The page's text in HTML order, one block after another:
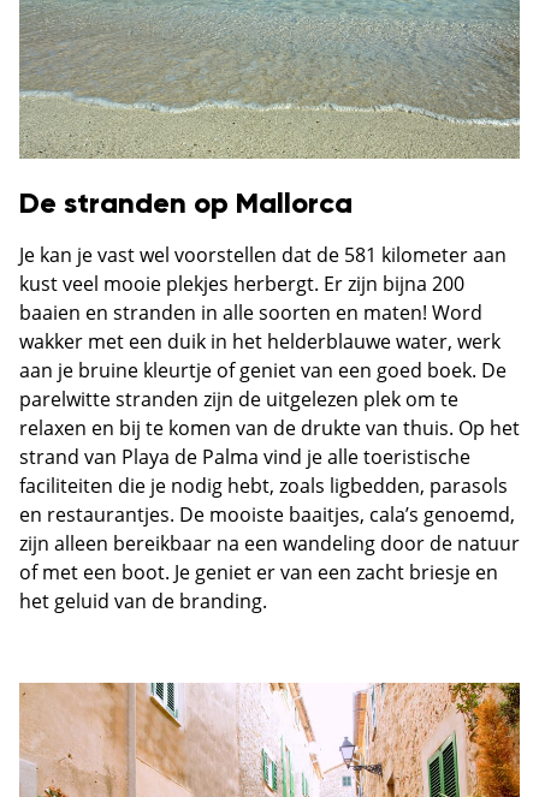
De stranden op Mallorca
Je kan je vast wel voorstellen dat de 581 kilometer aan
kust veel mooie plekjes herbergt. Er zijn bijna 200
baaien en stranden in alle soorten en maten! Word
wakker met een duik in het helderblauwe water, werk
aan je bruine kleurtje of geniet van een goed boek. De
parelwitte stranden zijn de uitgelezen plek om te
relaxen en bij te komen van de drukte van thuis. Op het
strand van Playa de Palma vind je alle toeristische
faciliteiten die je nodig hebt, zoals ligbedden, parasols
en restaurantjes. De mooiste baaitjes, cala’s genoemd,
zijn alleen bereikbaar na een wandeling door de natuur
of met een boot. Je geniet er van een zacht briesje en
het geluid van de branding.